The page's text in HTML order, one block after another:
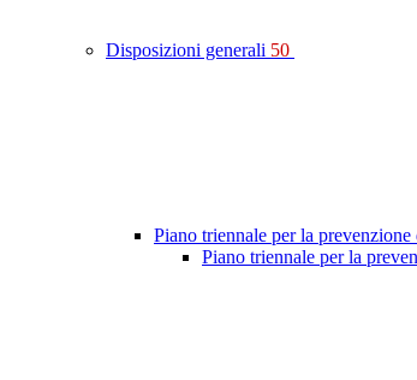
Disposizioni generali 50
Piano triennale per la
Piano triennale per la